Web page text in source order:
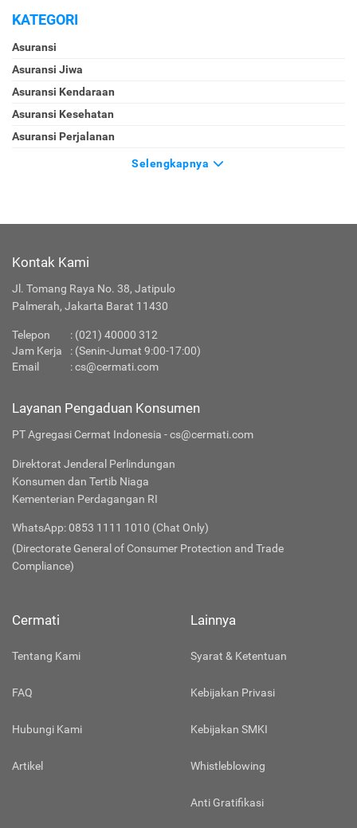
KATEGORI
Asuransi
Asuransi Jiwa
Asuransi Kendaraan
Asuransi Kesehatan
Asuransi Perjalanan
Selengkapnya
Kontak Kami
Jl. Tomang Raya No. 38, Jatipulo
Palmerah, Jakarta Barat 11430
Telepon
: (021) 40000 312
Jam Kerja
: (Senin-Jumat 9:00-17:00)
Email
:cs@cermati.com
Layanan Pengaduan Konsumen
PT Agregasi Cermat Indonesia - cs@cermati.com
Direktorat Jenderal Perlindungan
Konsumen dan Tertib Niaga
Kementerian Perdagangan RI
WhatsApp: 0853 1111 1010 (Chat Only)
(Directorate General of Consumer Protection and Trade
Compliance)
Cermati
Tentang Kami
FAQ
Hubungi Kami
Artikel
Lainnya
Syarat & Ketentuan
Kebijakan Privasi
Kebijakan SMKI
Whistleblowing
Anti Gratifikasi